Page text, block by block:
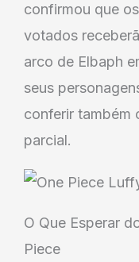
confirmou que
votados
arco de Elbaph
seus
conferir também
parcial.
O Que Esperar
Piece